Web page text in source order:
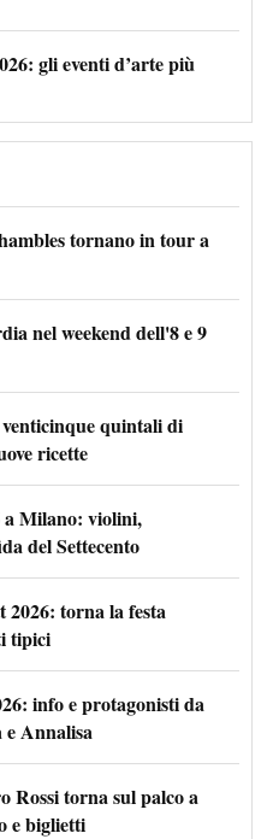
gli eventi d’arte più
tornano in tour a
nel weekend dell'8 e 9
quintali di
ricette
a Milano: violini,
del Settecento
2026: torna la festa
tipici
info e protagonisti da
Annalisa
Rossi torna sul palco a
e biglietti